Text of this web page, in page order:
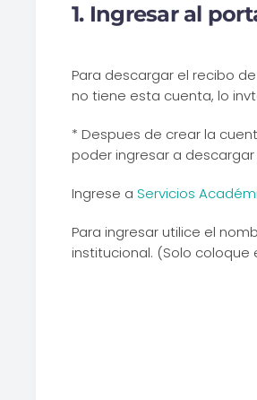
1. Ingresar al
Para descargar el recibo
no tiene esta cuenta, lo
* Despues de crear la
poder ingresar a descargar
Ingrese a Servicios
Para ingresar utilice el
institucional. (Solo coloque